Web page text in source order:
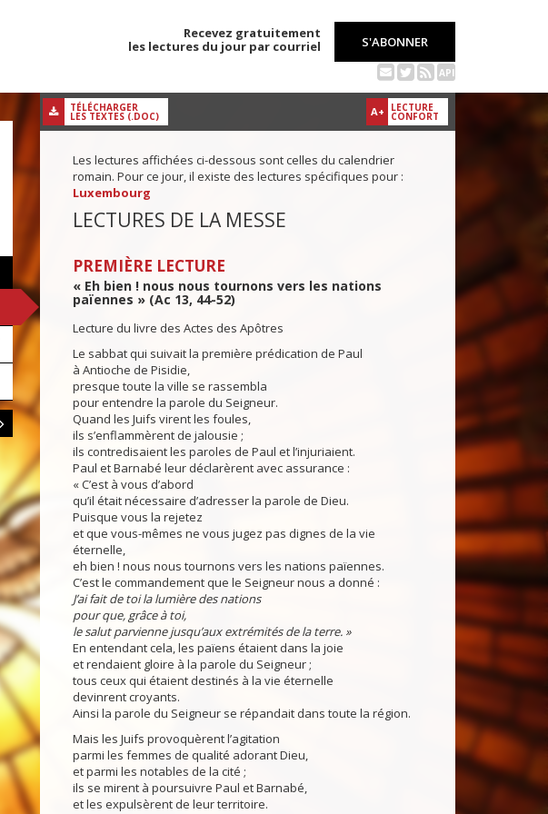
Recevez gratuitement
les lectures du jour par courriel
S'ABONNER
API
A+ LECTURE
CONFORT
TÉLÉCHARGER
LES TEXTES (.DOC)
Les lectures affichées ci-dessous sont celles du calendrier
romain. Pour ce jour, il existe des lectures spécifiques pour :
Luxembourg
LECTURES DE LA MESSE
PREMIÈRE LECTURE
« Eh bien ! nous nous tournons vers les nations
païennes » (Ac 13, 44-52)
Lecture du livre des Actes des Apôtres
Le sabbat qui suivait la première prédication de Paul
à Antioche de Pisidie,
presque toute la ville se rassembla
pour entendre la parole du Seigneur.
Quand les Juifs virent les foules,
ils s’enflammèrent de jalousie ;
ils contredisaient les paroles de Paul et l’injuriaient.
Paul et Barnabé leur déclarèrent avec assurance :
« C’est à vous d’abord
qu’il était nécessaire d’adresser la parole de Dieu.
Puisque vous la rejetez
et que vous-mêmes ne vous jugez pas dignes de la vie
éternelle,
eh bien ! nous nous tournons vers les nations païennes.
C’est le commandement que le Seigneur nous a donné :
J’ai fait de toi la lumière des nations
pour que, grâce à toi,
le salut parvienne jusqu’aux extrémités de la terre. »
En entendant cela, les païens étaient dans la joie
et rendaient gloire à la parole du Seigneur ;
tous ceux qui étaient destinés à la vie éternelle
devinrent croyants.
Ainsi la parole du Seigneur se répandait dans toute la région.
Mais les Juifs provoquèrent l’agitation
parmi les femmes de qualité adorant Dieu,
et parmi les notables de la cité ;
ils se mirent à poursuivre Paul et Barnabé,
et les expulsèrent de leur territoire.